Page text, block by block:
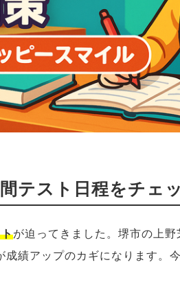
テスト日程をチェッ
が迫ってきました。堺市の上
績アップのカギになります。